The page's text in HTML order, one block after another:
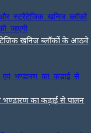
खनिज ब्लॉकों के आठवे
का कड़ाई से पालन